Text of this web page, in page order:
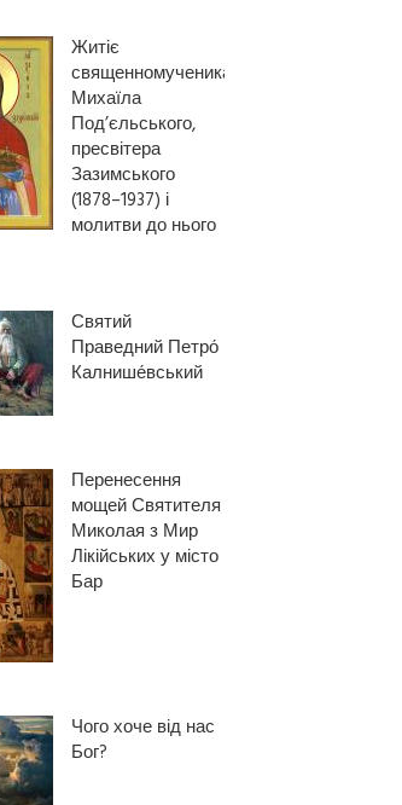
Житіє
священномученика
Михаїла
Под’єльського,
пресвітера
Зазимського
(1878–1937) і
молитви до нього
Святий
Праведний Петро́
Калнише́вський
Перенесення
мощей Святителя
Миколая з Мир
Лікійських у місто
Бар
Чого хоче від нас
Бог?